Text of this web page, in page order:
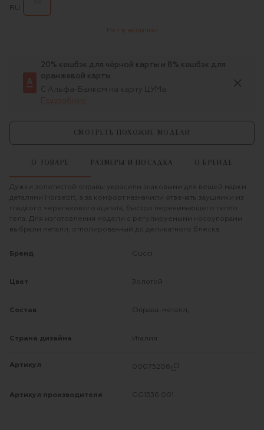
RU
Нет в наличии
20% кешбэк для чёрной карты и 8% кешбэк для
оранжевой карты
С Альфа-Банком на карту ЦУМа
Подробнее
СМОТРЕТЬ ПОХОЖИЕ МОДЕЛИ
О ТОВАРЕ РАЗМЕРЫ И ПОСАДКА О БРЕНДЕ
Дужки золотистой оправы украсили знаковыми для вещей марки
деталями Horsebit, а за комфорт назначили отвечать заушники из
гладкого черепахового ацетата, быстро перенимающего тепло
тела. Для изготовления модели с регулируемыми носоупорами
выбрали металл, отполированный до деликатного блеска.
Бренд Gucci
Цвет Золотой
Состав Оправа-металл;
Страна дизайна Италия
Артикул 00075206
Артикул производителя GG1336 001